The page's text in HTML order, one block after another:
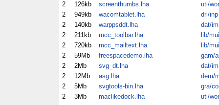
2
126kb screenthumbs.lha
uti/wor
2
949kb wacomtablet.lha
dri/inp
2
140kb warppsddt.lha
dat/
2
211kb mcc_toolbar.lha
lib/mui
2
720kb mcc_mailtext.lha
lib/mui
2
59Mb freespacedemo.lha
gam/
2
2Mb svg_dt.lha
dat/
2
12Mb asg.lha
dem/
2
5Mb svgtools-bin.lha
gra/
2
3Mb maclikedock.lha
uti/wor